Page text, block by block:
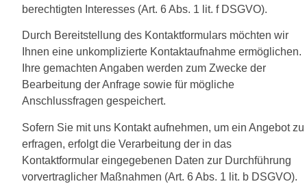
berechtigten Interesses (Art. 6 Abs. 1 lit. f DSGVO).
Durch Bereitstellung des Kontaktformulars möchten wir
Ihnen eine unkomplizierte Kontaktaufnahme ermöglichen.
Ihre gemachten Angaben werden zum Zwecke der
Bearbeitung der Anfrage sowie für mögliche
Anschlussfragen gespeichert.
Sofern Sie mit uns Kontakt aufnehmen, um ein Angebot zu
erfragen, erfolgt die Verarbeitung der in das
Kontaktformular eingegebenen Daten zur Durchführung
vorvertraglicher Maßnahmen (Art. 6 Abs. 1 lit. b DSGVO).